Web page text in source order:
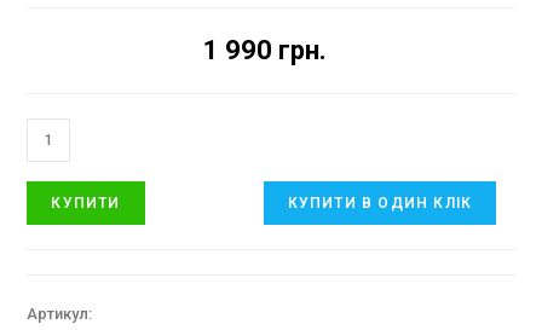
грн.
1 990
КУПИТИ КУПИТИ В ОДИН КЛІК
Артикул: